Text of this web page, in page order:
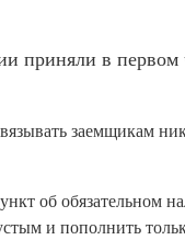
приняли в
заемщикам
об обязательном
и пополнить